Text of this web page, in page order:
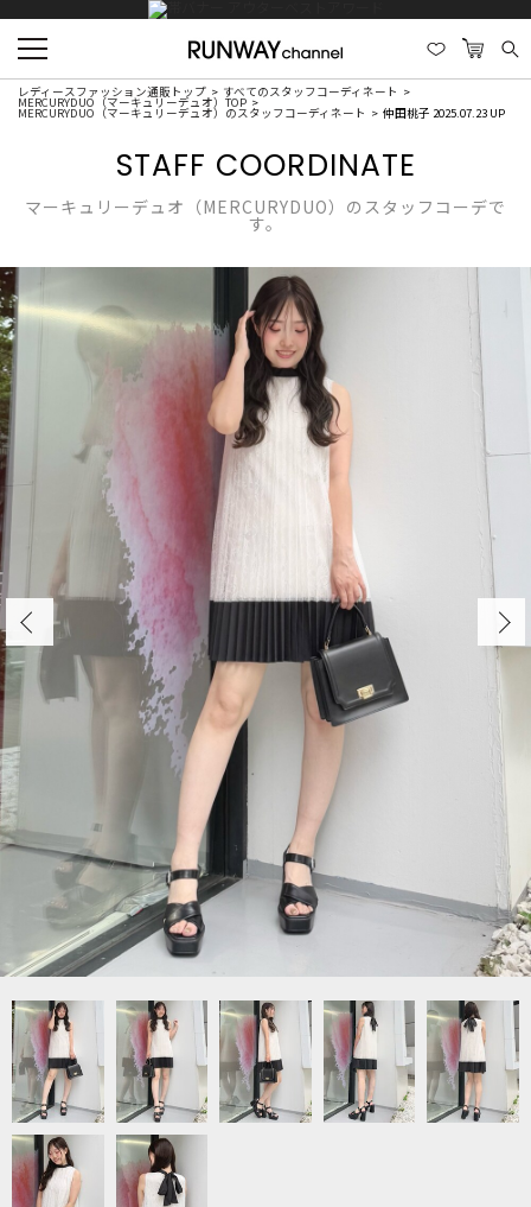
レディースファッション通販トップ すべてのスタッフコーディネート
MERCURYDUO（マーキュリーデュオ）TOP
MERCURYDUO（マーキュリーデュオ）のスタッフコーディネート 仲田桃子 2025.07.23 UP
STAFF COORDINATE
マーキュリーデュオ（MERCURYDUO）のスタッフコーデで
す。